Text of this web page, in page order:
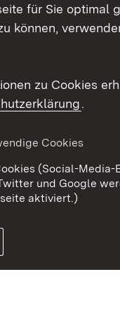
Kontakt
für Sie optimal
können,
zu Cookies
.
Cookies
(Social-Media-
und Google
aktiviert.)